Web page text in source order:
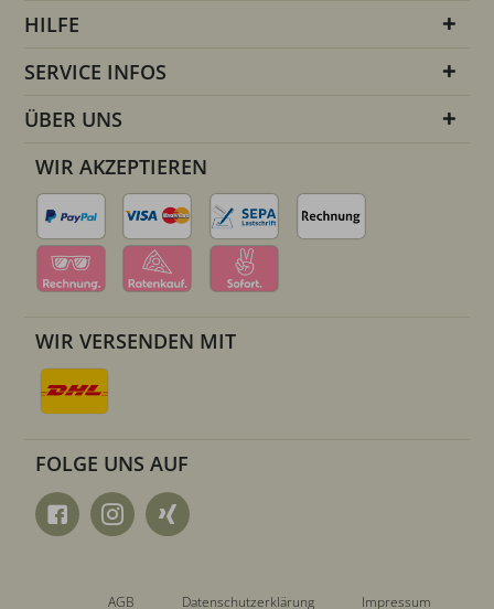
HILFE
SERVICE INFOS
ÜBER UNS
WIR AKZEPTIEREN
WIR VERSENDEN MIT
FOLGE UNS AUF
AGB Datenschutzerklärung Impressum